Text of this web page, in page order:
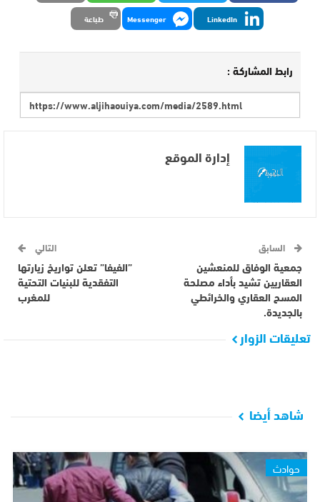
LinkedIn
Messenger طباعة
رابط المشاركة :
إدارة الموقع
السابق
جمعية الوفاق للمنعشين
العقاريين تشيد بأداء مصلحة
المسح العقاري والخرائطي
بالجديدة.
التالي
”الفيفا” تعلن تواريخ زيارتها
التفقدية للبنيات التحتية
للمغرب
تعليقات الزوار
شاهد أيضا
حوادث